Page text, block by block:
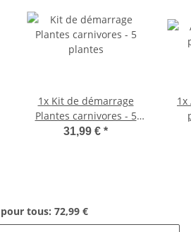
1x Kit de démarrage
Plantes carnivores - 5
plantes
31,99 € *
1x
tous: 72,99 €